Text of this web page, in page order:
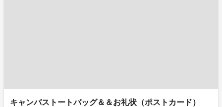
キャンバストートバッグ＆＆お礼状（ポストカード）